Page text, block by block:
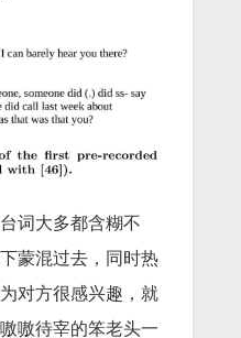
词大多都含糊不
蒙混过去，同时热
对方很感兴趣，就
嗷待宰的笨老头一